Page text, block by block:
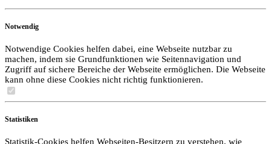
Notwendig
Notwendige Cookies helfen dabei, eine Webseite nutzbar zu
machen, indem sie Grundfunktionen wie Seitennavigation und
Zugriff auf sichere Bereiche der Webseite ermöglichen. Die Webseite
kann ohne diese Cookies nicht richtig funktionieren.
Statistiken
Statistik-Cookies helfen Webseiten-Besitzern zu verstehen, wie